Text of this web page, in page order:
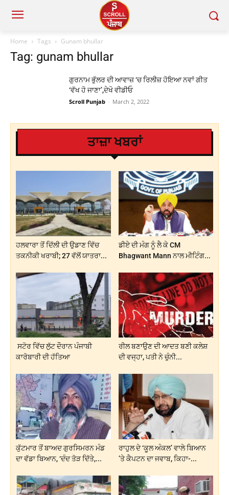
Home Tags Gunam bhullar
Tag: gunam bhullar
ਗੁਰਨਾਮ ਭੁੱਲਰ ਦੀ ਆਵਾਜ਼ ‘ਚ ਰਿਲੀਜ਼ ਹੋਇਆ ਨਵਾਂ ਗੀਤ
‘ਵੱਖ ਹੋ ਜਾਣਾ’,ਦੇਖੋ ਵੀਡੀਓ
Scroll Punjab - March 2, 2022
ਤਾਜ਼ਾ ਖਬਰਾਂ
ਹਲਵਾਰਾ ਤੋਂ ਦਿੱਲੀ ਦੀ ਉਡਾਣ ਵਿੱਚ
ਤਕਨੀਕੀ ਖਰਾਬੀ; 27 ਵੱਲੋਂ ਯਾਤਰਾ...
ਡੀਏ ਦੀ ਮੰਗ ਨੂੰ ਲੈ ਕੇ CM
Bhagwant Mann ਨਾਲ ਮੀਟਿੰਗ...
ਸਟੋਰ ਵਿੱਚ ਲੁੱਟ ਦੌਰਾਨ ਪੰਜਾਬੀ
ਕਾਰੋਬਾਰੀ ਦੀ ਹੱਤਿਆ
ਰੀਲ ਬਣਾਉਣ ਦੀ ਆਦਤ ਬਣੀ ਕਲੇਸ਼
ਦੀ ਵਜ੍ਹਾ, ਪਤੀ ਨੇ ਚੁੰਨੀ...
ਕੁੱਟਮਾਰ ਤੋਂ ਬਾਅਦ ਗੁਰਸਿਮਰਨ ਮੰਡ
ਦਾ ਵੱਡਾ ਬਿਆਨ, ‘ਦੰਦ ਤੋੜ ਦਿੱਤੇ,...
ਰਾਹੁਲ ਦੇ ‘ਕੂਲ ਅੰਕਲ’ ਵਾਲੇ ਬਿਆਨ
’ਤੇ ਕੈਪਟਨ ਦਾ ਜਵਾਬ, ਕਿਹਾ-...